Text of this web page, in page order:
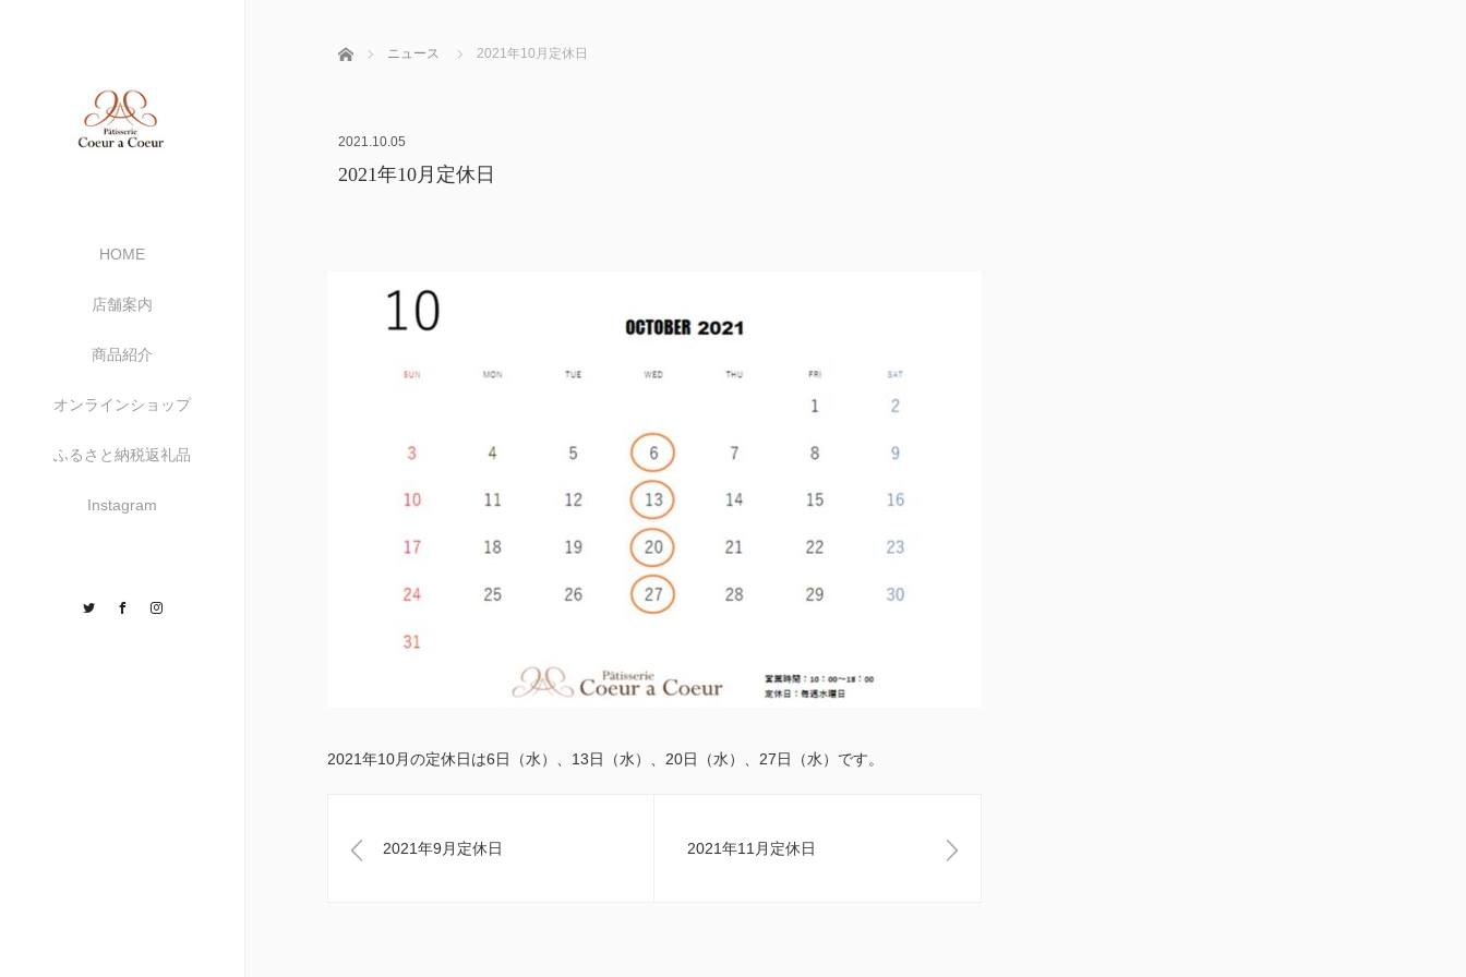
HOME
店舗案内
商品紹介
オンラインショップ
ふるさと納税返礼品
Instagram
TwitterFacebook
ホーム ニュース 2021年10月定休日
2021.10.05
2021年10月定休日
2021年10月の定休日は6日（水）、13日（水）、20日（水）、27日（水）です。
2021年9月定休日 2021年11月定休日